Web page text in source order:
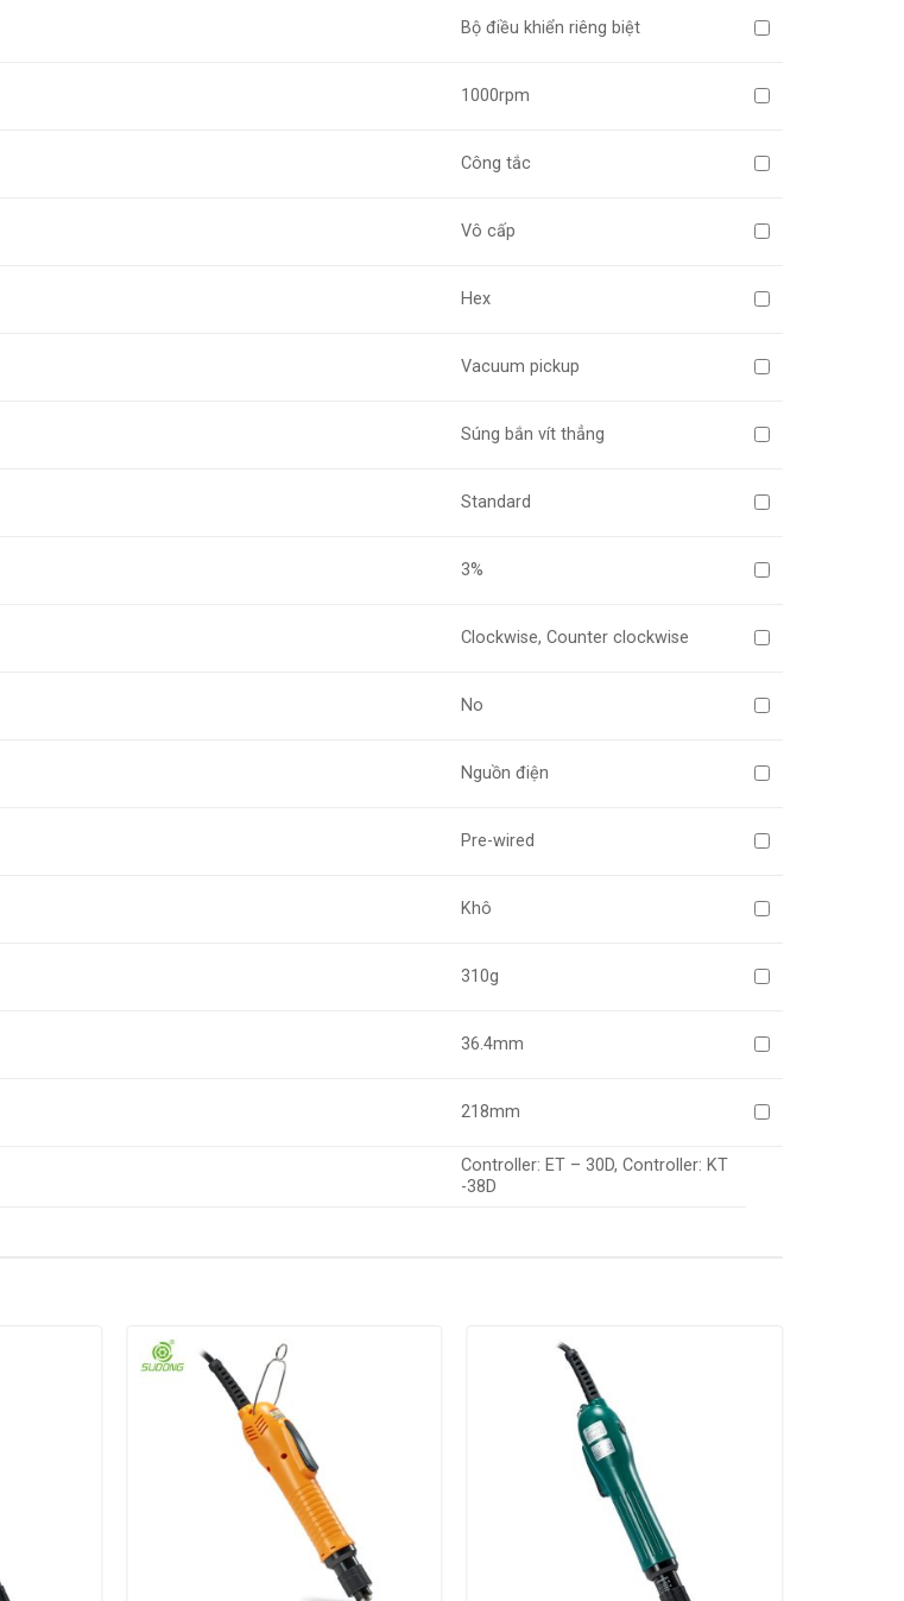
Bộ điều khiển riêng biệt
1000rpm
Công tắc
Vô cấp
Hex
Vacuum pickup
Súng bắn vít thẳng
Standard
3%
Clockwise, Counter clockwise
No
Nguồn điện
Pre-wired
Khô
310g
36.4mm
218mm
Controller: ET – 30D, Controller: KT
-38D